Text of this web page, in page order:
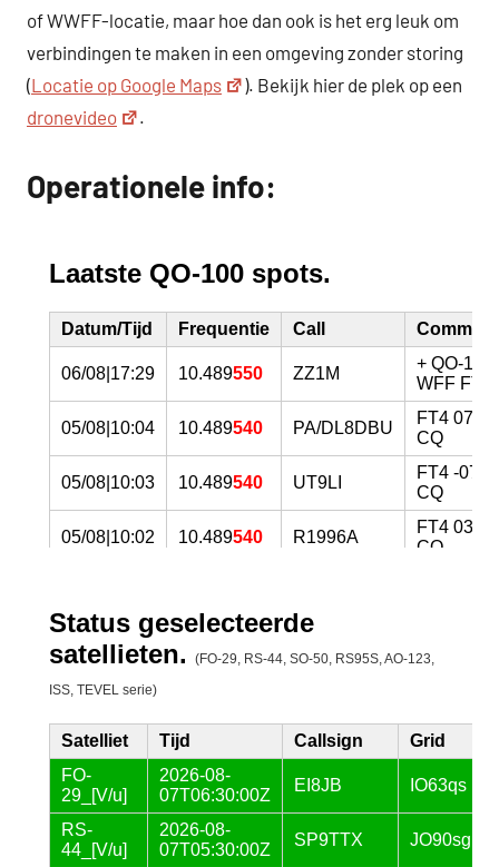
of WWFF-locatie, maar hoe dan ook is het erg leuk om
verbindingen te maken in een omgeving zonder storing
(Locatie op Google Maps
). Bekijk hier de plek op een
dronevideo
.
Operationele info: